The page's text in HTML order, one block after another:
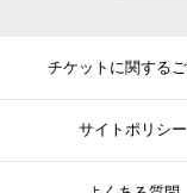
チケットに関する
サイトポリシー